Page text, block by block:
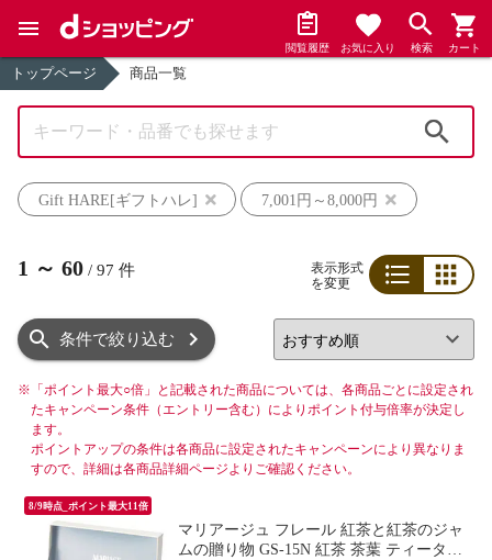
閲覧履歴 お気に入り 検索 カート
トップページ 商品一覧
Gift HARE[ギフトハレ]
7,001円～8,000円
1 ～ 60 / 97 件
表示形式
を変更
条件で絞り込む
※ 「ポイント最大○倍」と記載された商品については、各商品ごとに設定され
たキャンペーン条件（エントリー含む）によりポイント付与倍率が決定し
ます。
ポイントアップの条件は各商品に設定されたキャンペーンにより異なりま
すので、詳細は各商品詳細ページよりご確認ください。
8/9時点_ポイント最大11倍
マリアージュ フレール 紅茶と紅茶のジャ
ムの贈り物 GS-15N 紅茶 茶葉 ティータイ